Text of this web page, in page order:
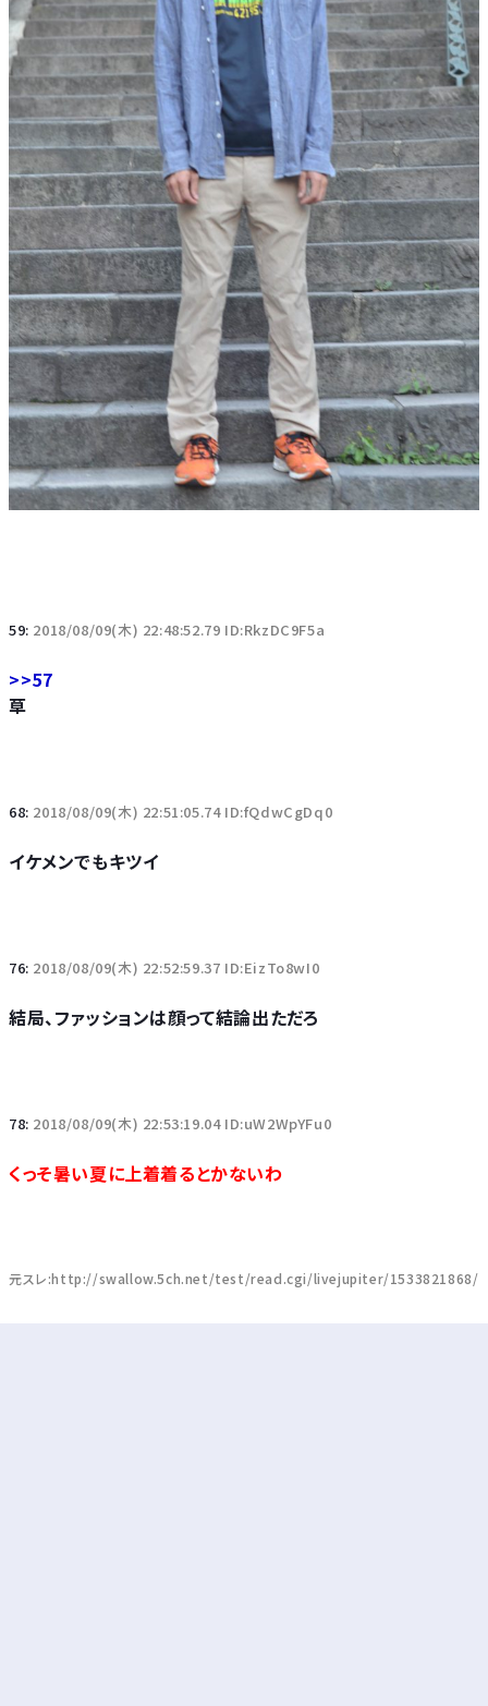
59: 2018/08/09(木) 22:48:52.79 ID:RkzDC9F5a
>>57
草
68: 2018/08/09(木) 22:51:05.74 ID:fQdwCgDq0
イケメンでもキツイ
76: 2018/08/09(木) 22:52:59.37 ID:EizTo8wI0
結局、ファッションは顔って結論出ただろ
78: 2018/08/09(木) 22:53:19.04 ID:uW2WpYFu0
くっそ暑い夏に上着着るとかないわ
元スレ:http://swallow.5ch.net/test/read.cgi/livejupiter/1533821868/